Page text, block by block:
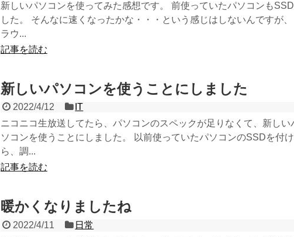
新しいパソコンを使ってみた感想です。 前使っていたパソコンも
した。 そんなに速くなったかな・・・という感じはしないんですが
ラウ...
記事を読む
新しいパソコンを使うことにしました
2022/4/12
IT
ニコニコ生放送してたら、パソコンのスペックが足りなくて、新しい
ソコンを使うことにしました。 以前使っていたパソコンのSSDを付
ら、調...
記事を読む
暖かくなりましたね
2022/4/11
日常